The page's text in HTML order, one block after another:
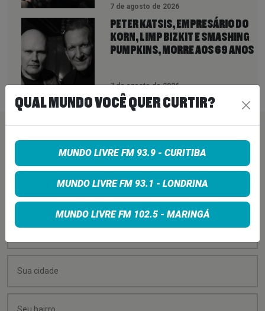
7 de agosto de 2026
PETER KATSIS, EMPRESÁRIO DO
KORN, LIMP BIZKIT E SMASHING
PUMPKINS, MORRE AOS 69 ANOS
7 de agosto de 2026
PEÇA SUA MÚSICA
Quer sugerir uma música para rolar na minha
programação? É só preencher os campos abaixo:
QUAL MUNDO VOCÊ QUER CURTIR?
MUNDO LIVRE FM 93.9 - CURITIBA
MUNDO LIVRE FM 93.1 - LONDRINA
MUNDO LIVRE FM 102.5 - MARINGÁ